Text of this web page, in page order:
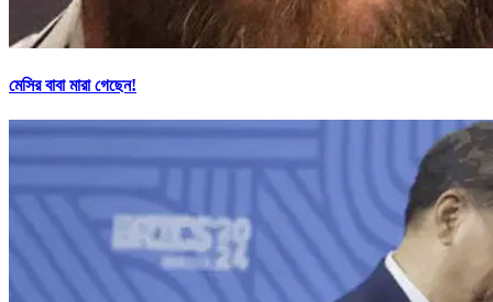
মেসির বাবা মারা গেছেন!